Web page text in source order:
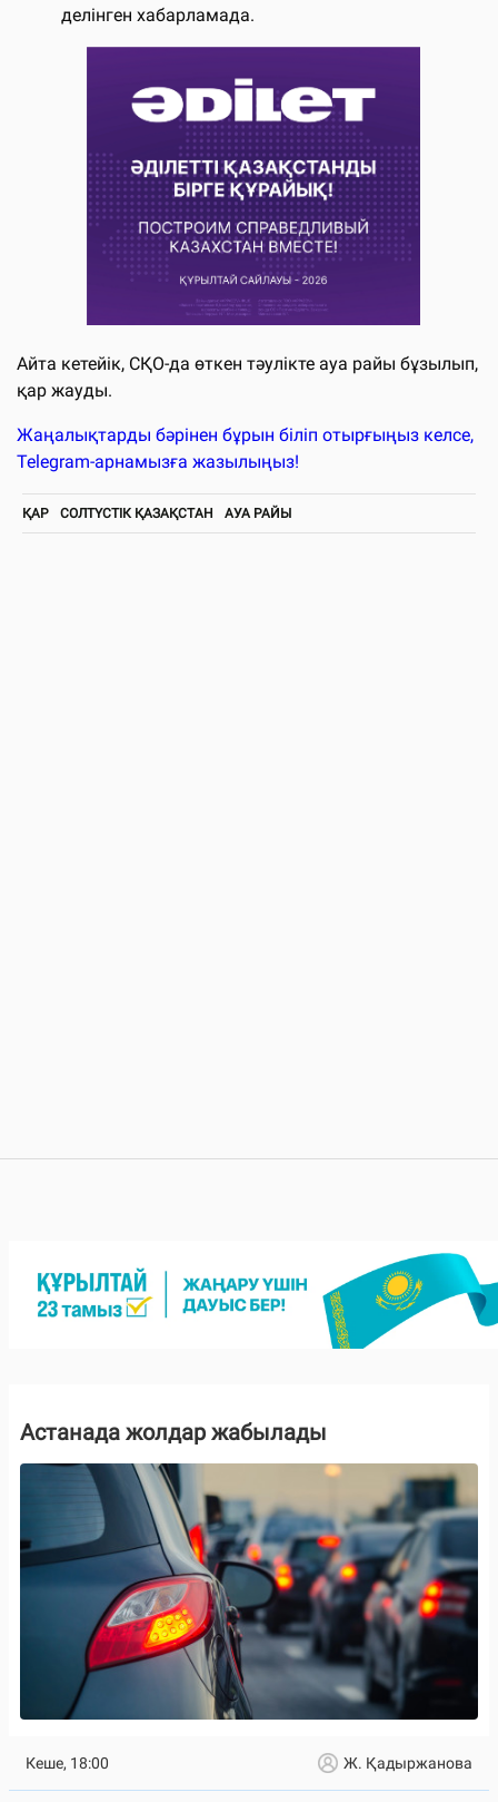
делінген хабарламада.
Айта кетейік, СҚО-да өткен тәулікте ауа райы бұзылып,
қар жауды.
Жаңалықтарды бәрінен бұрын біліп отырғыңыз келсе,
Telegram-арнамызға жазылыңыз!
ҚАР СОЛТҮСТІК ҚАЗАҚСТАН АУА РАЙЫ